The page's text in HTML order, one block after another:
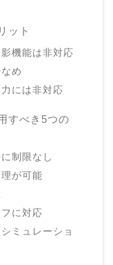
ット
機能は非対応
め
には非対応
すべき5つの
制限なし
が可能
に対応
ミュレーショ